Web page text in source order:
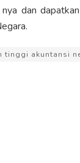
dan
tinggi akuntansi